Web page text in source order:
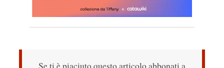
Se ti è piaciuto questo articolo abbonati a